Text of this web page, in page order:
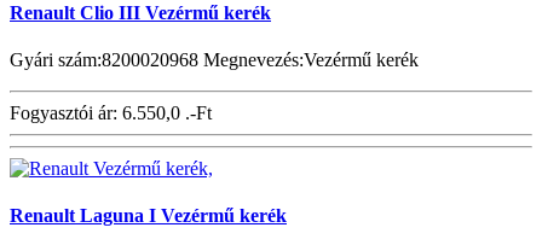
Renault Clio III Vezérmű kerék
Gyári szám:8200020968 Megnevezés:Vezérmű kerék
Fogyasztói ár: 6.550,0 .-Ft
Renault Laguna I Vezérmű kerék